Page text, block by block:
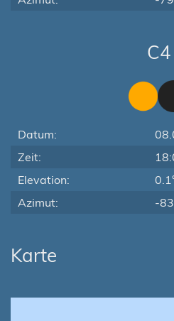
C4
Datum:
Zeit:
Elevation:
Azimut:
-
Karte